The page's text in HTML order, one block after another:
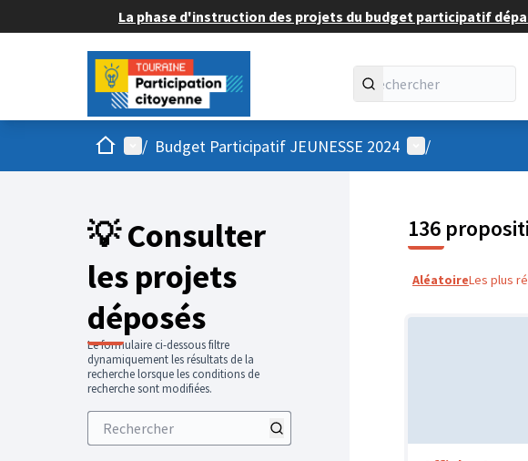
La phase d'instruction des projets du budget participatif
AccueilMenu principal
/ Budget Participatif JEUNESSE 2024 Menu utilisateur
/
💡 Consulter
les projets
déposés
Le formulaire ci-dessous filtre
dynamiquement les résultats de la
recherche lorsque les conditions de
recherche sont modifiées.
136
AléatoireLes plus